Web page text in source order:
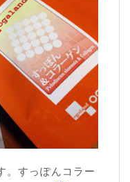
。すっぽんコラー